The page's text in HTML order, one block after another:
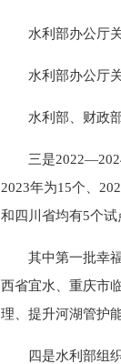
水利部办公厅
水利部办公厅
水利部、财政
三是
2023年为15个、
和四川省均有5个试
其中第一批幸
西省宜水、重庆市
理、提升河湖管护
四是水利部组